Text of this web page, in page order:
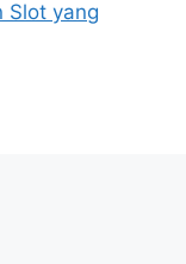
Slot yang